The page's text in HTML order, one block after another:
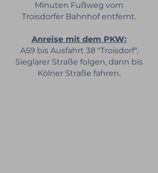
Minuten Fußweg vom
Troisdorfer Bahnhof entfernt.
Anreise mit dem PKW:
A59 bis Ausfahrt 38 "Troisdorf",
Sieglarer Straße folgen, dann bis
Kölner Straße fahren.